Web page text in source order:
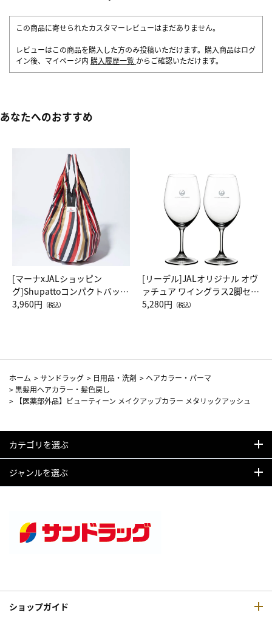
この商品に寄せられたカスタマーレビューはまだありません。
レビューはこの商品を購入した方のみ投稿いただけます。購入商品はログ
イン後、マイページ内 購入履歴一覧 からご確認いただけます。
あなたへのおすすめ
[マーナxJALショッピン
グ]Shupattoコンパクトバッグ
Drop JAL客室乗務員（LC）ス
3,960円 （税込）
[リーデル]JALオリジナル オヴ
ァチュア ワイングラス2脚セッ
ト（レッドワイン）
5,280円 （税込）
ホーム >サンドラッグ > 日用品・洗剤 > ヘアカラー・パーマ
>黒髪用ヘアカラー・髪色戻し
>
【医薬部外品】ビューティーン メイクアップカラー メタリックアッシュ
カテゴリを選ぶ
ジャンルを選ぶ
ショップガイド